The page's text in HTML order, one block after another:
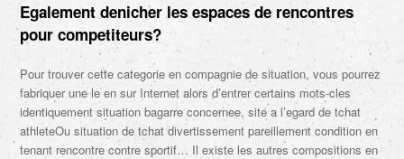
Egalement denicher les espaces de rencontres
pour competiteurs?
Pour trouver cette categorie en compagnie de situation, vous pourrez
fabriquer une le en sur Internet alors d’entrer certains mots-cles
identiquement situation bagarre concernee, site a l’egard de tchat
athleteOu situation de tchat divertissement pareillement condition en
tenant rencontre contre sportif… Il existe les autres compositions en